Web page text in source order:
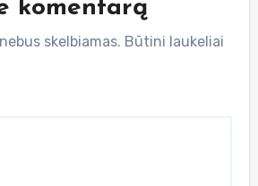
komentarą
skelbiamas. Būtini laukeliai